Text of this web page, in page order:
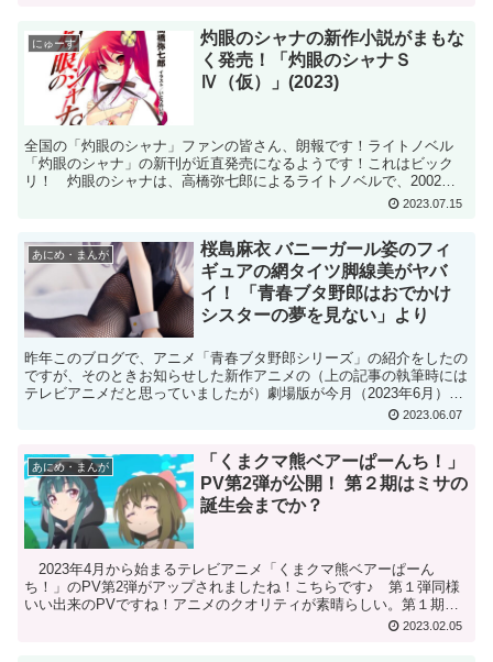
にゅーす
灼眼のシャナの新作小説がまもな
く発売！「灼眼のシャナＳ
Ⅳ（仮）」(2023)
全国の「灼眼のシャナ」ファンの皆さん、朗報です！ライトノベル
「灼眼のシャナ」の新刊が近直発売になるようです！これはビック
リ！ 灼眼のシャナは、高橋弥七郎によるライトノベルで、2002年
から刊行が始まり、2011年に全22巻で完結しています。... 2023.07.15
あにめ・まんが
桜島麻衣 バニーガール姿のフィ
ギュアの網タイツ脚線美がヤバ
イ！ 「青春ブタ野郎はおでかけ
シスターの夢を見ない」より
昨年このブログで、アニメ「青春ブタ野郎シリーズ」の紹介をしたの
ですが、そのときお知らせした新作アニメの（上の記事の執筆時には
テレビアニメだと思っていましたが）劇場版が今月（2023年6月）23
2023.06.07
あにめ・まんが
「くまクマ熊ベアーぱーんち！」
PV第2弾が公開！ 第２期はミサの
誕生会までか？
2023年4月から始まるテレビアニメ「くまクマ熊ベアーぱーん
ち！」のPV第2弾がアップされましたね！こちらです♪ 第１弾同様
いい出来のPVですね！アニメのクオリティが素晴らしい。第１期
「くまクマ熊ベアー」のときはあまり意識していなかったの...2023.02.05